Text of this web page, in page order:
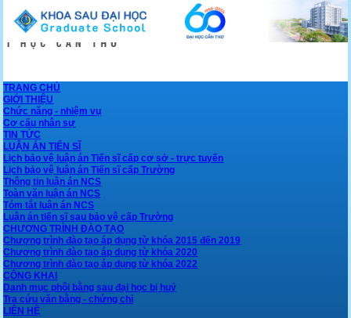
TRANG CHỦ
GIỚI THIỆU
Chức năng - nhiệm vụ
Cơ cấu nhân sự
TIN TỨC
LUẬN ÁN TIẾN SĨ
Lịch bảo vệ luận án Tiến sĩ cấp cơ sở - trực tuyến
Lịch bảo vệ luận án Tiến sĩ cấp Trường
Thông tin luận án NCS
Toàn văn luận án NCS
Tóm tắt luận án NCS
Luận án tiến sĩ sau bảo vệ cấp Trường
CHƯƠNG TRÌNH ĐÀO TẠO
Chương trình đào tạo áp dụng từ khóa 2015 đến 2019
Chương trình đào tạo áp dụng từ khóa 2020
Chương trình đào tạo áp dụng từ khóa 2022
CÔNG KHAI
Danh mục phôi bằng sau đại học bị huỷ
Tra cứu văn bằng - chứng chỉ
LIÊN HỆ